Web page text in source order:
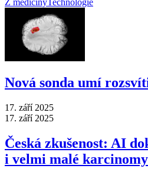
Nová sonda umí
17. září 2025
17. září 2025
Česká zkušenost: AI
i velmi malé